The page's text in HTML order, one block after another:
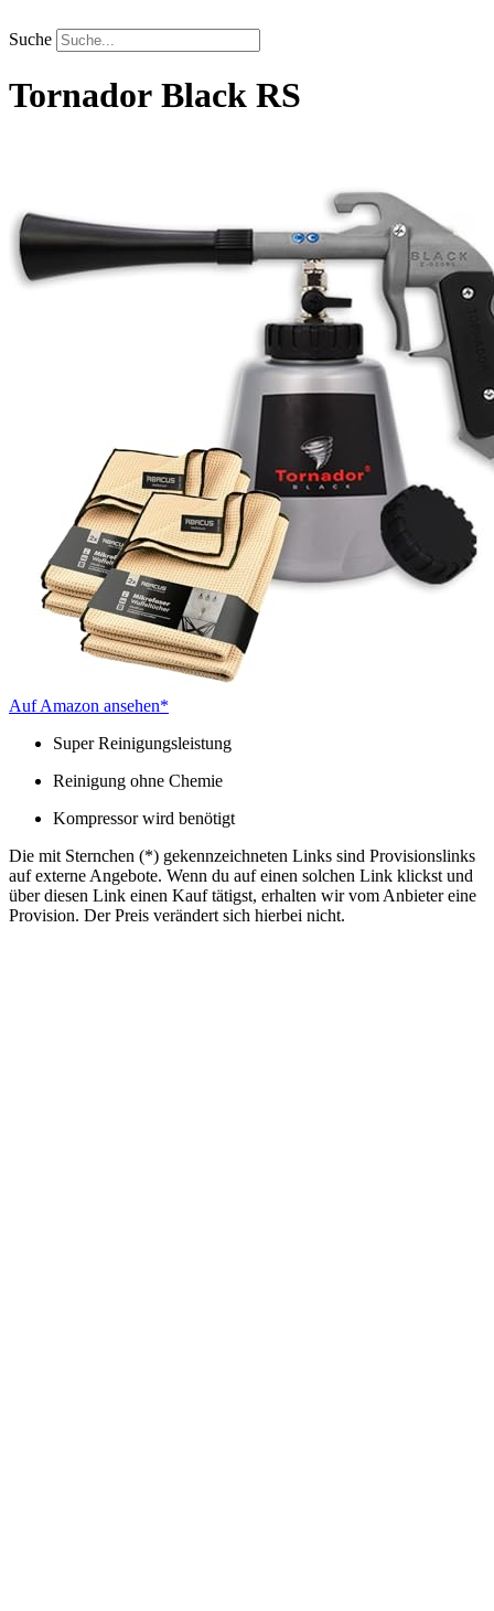
Inhalt
springen
Suche
Tornador Black RS
Auf Amazon ansehen*
Super Reinigungsleistung
Reinigung ohne Chemie
Kompressor wird benötigt
Die mit Sternchen (*) gekennzeichneten Links sind Provisionslinks
auf externe Angebote. Wenn du auf einen solchen Link klickst und
über diesen Link einen Kauf tätigst, erhalten wir vom Anbieter eine
Provision. Der Preis verändert sich hierbei nicht.